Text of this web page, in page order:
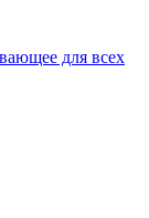
для всех